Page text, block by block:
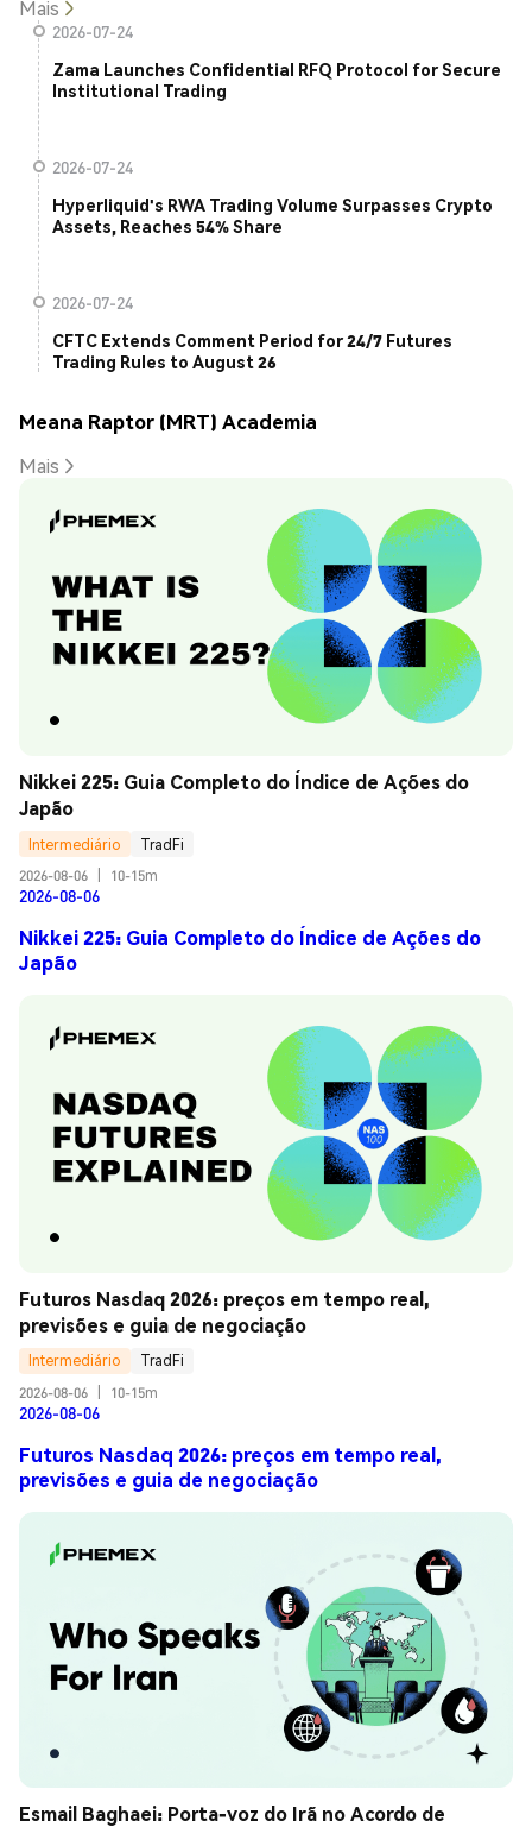
Mais
2026-07-24
Zama Launches Confidential RFQ Protocol for Secure
Institutional Trading
2026-07-24
Hyperliquid's RWA Trading Volume Surpasses Crypto
Assets, Reaches 54% Share
2026-07-24
CFTC Extends Comment Period for 24/7 Futures
Trading Rules to August 26
Meana Raptor (MRT) Academia
Mais
Nikkei 225: Guia Completo do Índice de Ações do
Japão
Intermediário
TradFi
2026-08-06
10-15m
2026-08-06
Nikkei 225: Guia Completo do Índice de Ações do
Japão
Futuros Nasdaq 2026: preços em tempo real,
previsões e guia de negociação
Intermediário
TradFi
2026-08-06
10-15m
2026-08-06
Futuros Nasdaq 2026: preços em tempo real,
previsões e guia de negociação
Esmail Baghaei: Porta-voz do Irã no Acordo de